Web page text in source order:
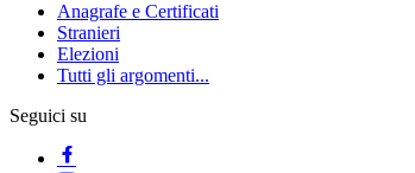
Anagrafe e Certificati
Stranieri
Elezioni
Tutti gli argomenti...
Seguici su